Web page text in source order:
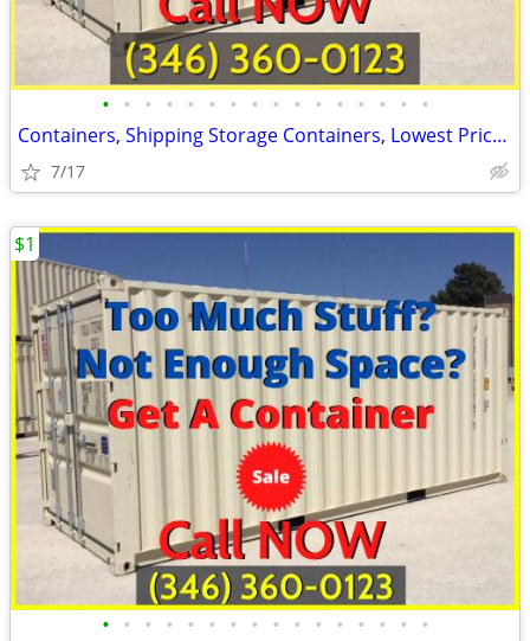
• • • • • • • • • • • • • • • •
Containers, Shipping Storage Containers, Lowest Price Now!
7/17
• • • • • • • • • • • • • • • •
$1